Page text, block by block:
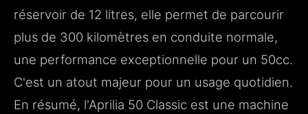
réservoir de 12 litres, elle permet de parcourir
plus de 300 kilomètres en conduite normale,
une performance exceptionnelle pour un 50cc.
C'est un atout majeur pour un usage quotidien.
En résumé, l'Aprilia 50 Classic est une machine